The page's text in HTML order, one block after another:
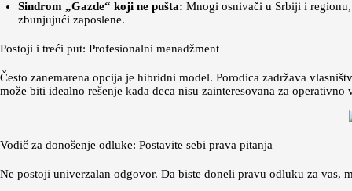
Sindrom „Gazde“ koji ne pušta: Mnogi osnivači u Srbiji i
zbunjujući zaposlene.
Postoji i treći put: Profesionalni menadžment
Često zanemarena opcija je hibridni model. Porodica zadržava
može biti idealno rešenje kada deca nisu zainteresovana za
Vodič za donošenje odluke: Postavite sebi prava pitanja
Ne postoji univerzalan odgovor. Da biste doneli pravu odluku za vas,